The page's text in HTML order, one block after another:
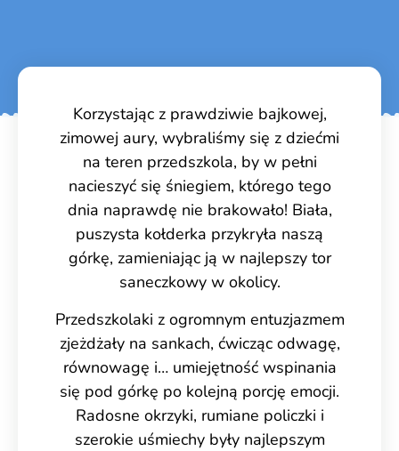
Korzystając z prawdziwie bajkowej,
zimowej aury, wybraliśmy się z dziećmi
na teren przedszkola, by w pełni
nacieszyć się śniegiem, którego tego
dnia naprawdę nie brakowało! Biała,
puszysta kołderka przykryła naszą
górkę, zamieniając ją w najlepszy tor
saneczkowy w okolicy.
Przedszkolaki z ogromnym entuzjazmem
zjeżdżały na sankach, ćwicząc odwagę,
równowagę i… umiejętność wspinania
się pod górkę po kolejną porcję emocji.
Radosne okrzyki, rumiane policzki i
szerokie uśmiechy były najlepszym